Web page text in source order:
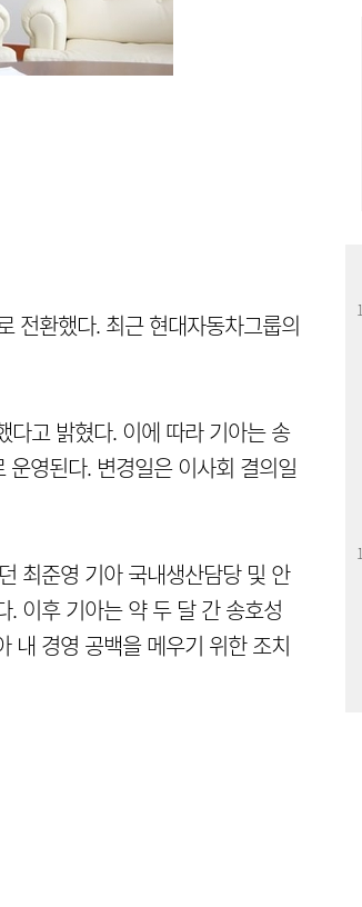
전환했다. 최근 현대자동차그룹의
고 밝혔다. 이에 따라 기아는 송
영된다. 변경일은 이사회 결의일
최준영 기아 국내생산담당 및 안
. 이후 기아는 약 두 달 간 송호성
내 경영 공백을 메우기 위한 조치